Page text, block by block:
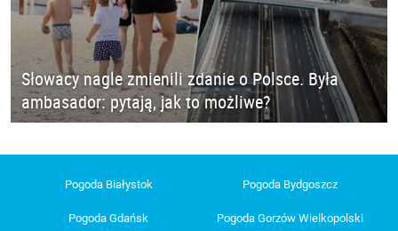
Słowacy nagle zmienili zdanie o Polsce. Była
ambasador: pytają, jak to możliwe?
Pogoda Białystok Pogoda Bydgoszcz
Pogoda Gdańsk
Pogoda Gorzów Wielkopolski